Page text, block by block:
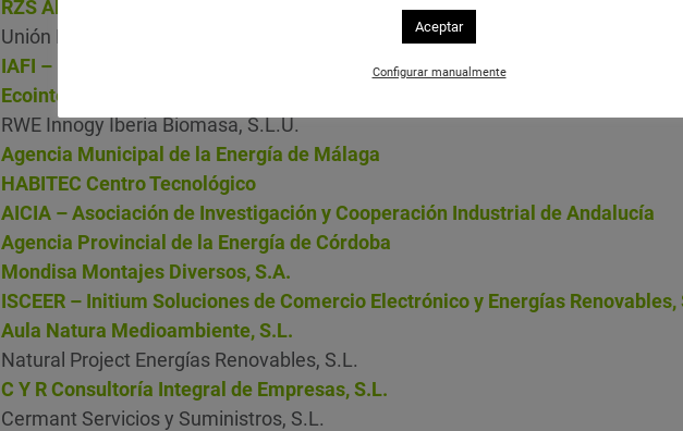
RZS Abogados y Asesores
Unión Eólica Andaluza, S.L.
IAFI – Instituto Abierto de Formación Interactiva
Ecointegral Ingeniería, S.L.
RWE Innogy Iberia Biomasa, S.L.U.
Agencia Municipal de la Energía de Málaga
HABITEC Centro Tecnológico
AICIA – Asociación de Investigación y Cooperación Industrial de Andalucía
Agencia Provincial de la Energía de Córdoba
Mondisa Montajes Diversos, S.A.
ISCEER – Initium Soluciones de Comercio Electrónico y Energías Renovables,
Aula Natura Medioambiente, S.L.
Natural Project Energías Renovables, S.L.
C Y R Consultoría Integral de Empresas, S.L.
Cermant Servicios y Suministros, S.L.
Aceptar
Configurar manualmente